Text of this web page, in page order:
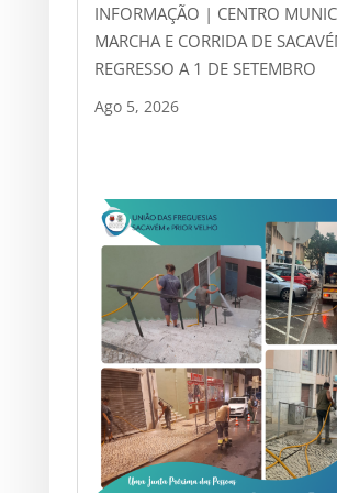
INFORMAÇÃO | CENTRO
MARCHA E CORRIDA DE
REGRESSO A 1 DE SETEMBRO
Ago 5, 2026